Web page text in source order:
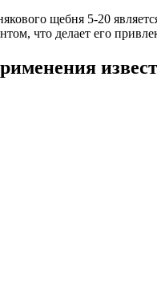
щебня 5-20
что делает его